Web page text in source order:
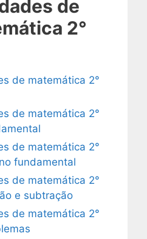
de
2°
de matemática 2°
de matemática 2°
de matemática 2°
fundamental
de matemática 2°
e subtração
de matemática 2°